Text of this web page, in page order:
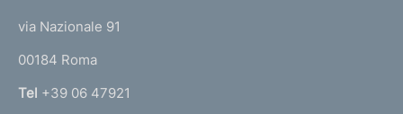
r
n
via Nazionale 91
00184 Roma
Tel +39 06 47921